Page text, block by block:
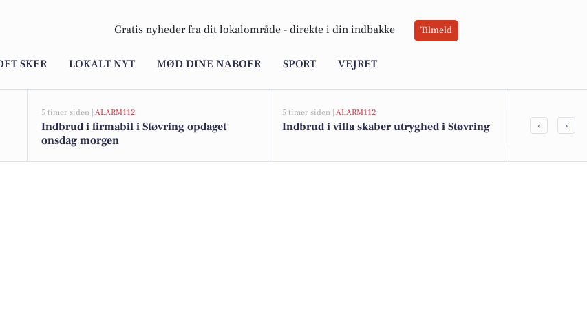
Gratis nyheder fra dit lokalområde - direkte i din indbakke Tilmeld
SKER LOKALT NYT MØD DINE NABOER SPORT VEJRET
5 timer siden | ALARM112
Indbrud i firmabil i Støvring opdaget
onsdag morgen
5 timer siden | ALARM112
Indbrud i villa skaber utryghed i Støvring
Savner du
‹ ›